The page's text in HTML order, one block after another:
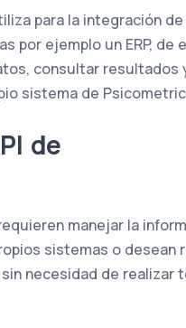
para la integración
por ejemplo un ERP, de
consultar resultados
sistema de
de
manejar la
sistemas o desean
necesidad de realizar